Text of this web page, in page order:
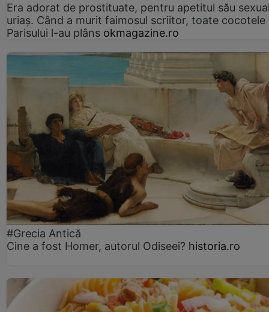
Era adorat de prostituate, pentru apetitul său
uriaș. Când a murit faimosul scriitor, toate cocotele
Parisului l-au plâns okmagazine.ro
#Grecia Antică
Cine a fost Homer, autorul Odiseei? historia.ro